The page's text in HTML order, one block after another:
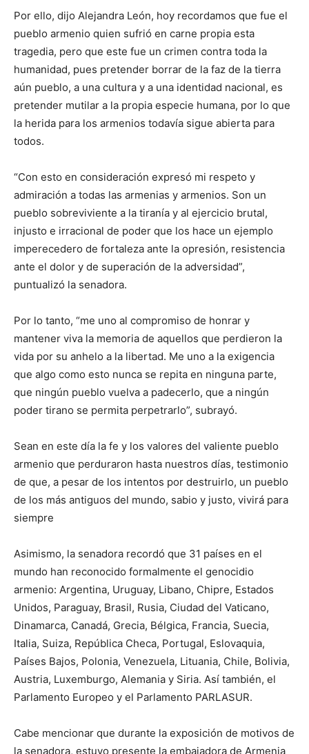
Por ello, dijo Alejandra León, hoy recordamos que fue el
pueblo armenio quien sufrió en carne propia esta
tragedia, pero que este fue un crimen contra toda la
humanidad, pues pretender borrar de la faz de la tierra
aún pueblo, a una cultura y a una identidad nacional, es
pretender mutilar a la propia especie humana, por lo que
la herida para los armenios todavía sigue abierta para
todos.
“Con esto en consideración expresó mi respeto y
admiración a todas las armenias y armenios. Son un
pueblo sobreviviente a la tiranía y al ejercicio brutal,
injusto e irracional de poder que los hace un ejemplo
imperecedero de fortaleza ante la opresión, resistencia
ante el dolor y de superación de la adversidad”,
puntualizó la senadora.
Por lo tanto, “me uno al compromiso de honrar y
mantener viva la memoria de aquellos que perdieron la
vida por su anhelo a la libertad. Me uno a la exigencia
que algo como esto nunca se repita en ninguna parte,
que ningún pueblo vuelva a padecerlo, que a ningún
poder tirano se permita perpetrarlo”, subrayó.
Sean en este día la fe y los valores del valiente pueblo
armenio que perduraron hasta nuestros días, testimonio
de que, a pesar de los intentos por destruirlo, un pueblo
de los más antiguos del mundo, sabio y justo, vivirá para
siempre
Asimismo, la senadora recordó que 31 países en el
mundo han reconocido formalmente el genocidio
armenio: Argentina, Uruguay, Libano, Chipre, Estados
Unidos, Paraguay, Brasil, Rusia, Ciudad del Vaticano,
Dinamarca, Canadá, Grecia, Bélgica, Francia, Suecia,
Italia, Suiza, República Checa, Portugal, Eslovaquia,
Países Bajos, Polonia, Venezuela, Lituania, Chile, Bolivia,
Austria, Luxemburgo, Alemania y Siria. Así también, el
Parlamento Europeo y el Parlamento PARLASUR.
Cabe mencionar que durante la exposición de motivos de
la senadora, estuvo presente la embajadora de Armenia